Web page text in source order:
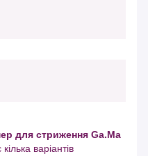
для стриження Ga.Ma
варіантів